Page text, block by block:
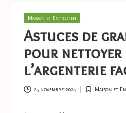
o
n
n
e
s
a
Posted
Maison et Entretien
Astuces de
pour nettoyer
l’argenterie
25 novembre 2024
Posted
Maison et